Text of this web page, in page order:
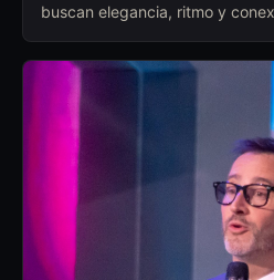
buscan elegancia, ritmo y